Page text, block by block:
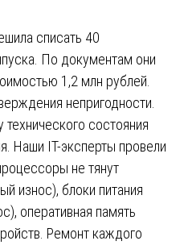
списать 40
По документам они
1,2 млн рублей.
непригодности.
технического состояния
Наши IT-эксперты провели
не тянут
износ), блоки питания
оперативная память
Ремонт каждого